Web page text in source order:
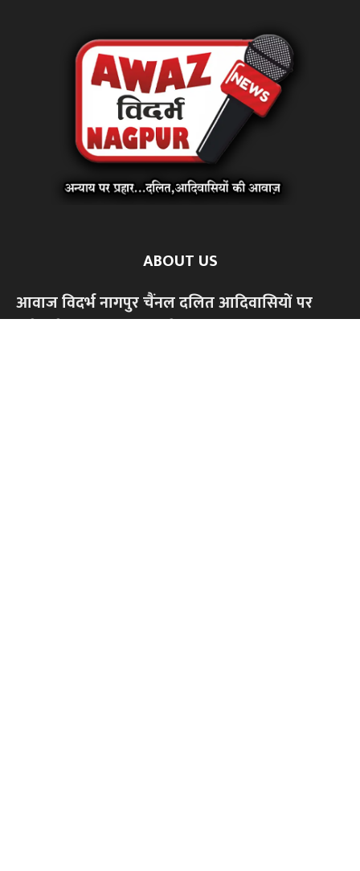
ABOUT US
आवाज विदर्भ नागपुर चैंनल दलित आदिवासियों पर